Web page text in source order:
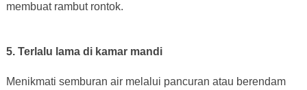
membuat rambut rontok.
5. Terlalu lama di kamar mandi
Menikmati semburan air melalui pancuran atau berendam